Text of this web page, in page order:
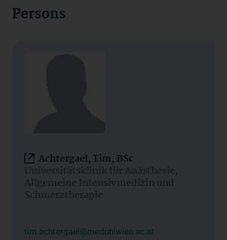
Persons
Achtergael, Tim, BSc
Universitätsklinik für Anästhesie,
Allgemeine Intensivmedizin und
Schmerztherapie
tim.achtergael@meduniwien.ac.at